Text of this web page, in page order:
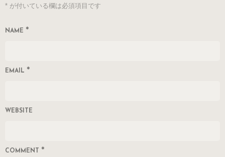
* が付いている欄は必須項目です
NAME *
EMAIL *
WEBSITE
COMMENT *